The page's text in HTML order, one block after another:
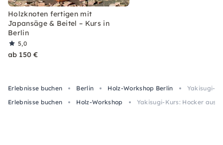
Holzknoten fertigen mit
Japansäge & Beitel – Kurs in
Berlin
5,0
ab 150 €
Erlebnisse buchen Berlin Holz-Workshop Berlin
Yakisugi-
Erlebnisse buchen
Holz-Workshop Yakisugi-Kurs: Hocker aus